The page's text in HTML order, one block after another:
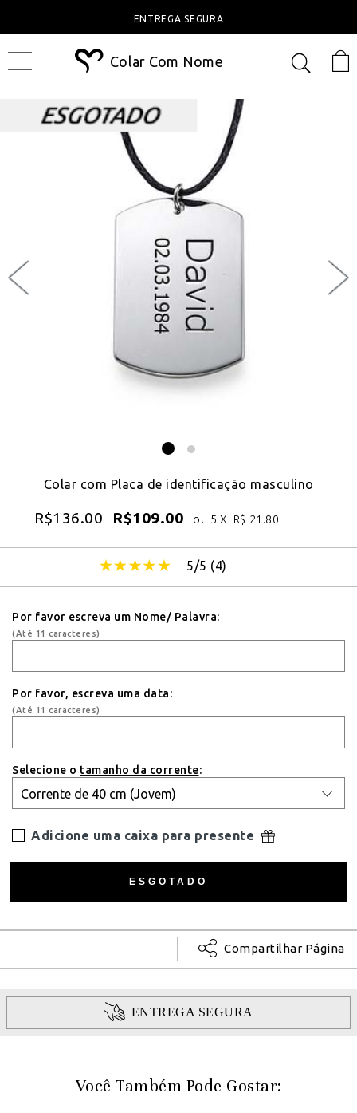
ENTREGA SEGURA
Colar Com Nome
Colar com Placa de identificação masculino
R$136.00 R$109.00 ou 5 X R$ 21.80
5/5 (4)
Por favor escreva um Nome/ Palavra:
(Até 11 caracteres)
Por favor, escreva uma data:
(Até 11 caracteres)
Selecione o tamanho da corrente:
Adicione uma caixa para presente
Compartilhar Página
ENTREGA SEGURA
Você Também Pode Gostar: